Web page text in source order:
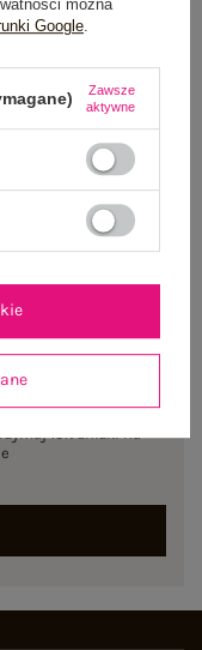
15% zniżki na
można
Google
Zawsze
aktywne